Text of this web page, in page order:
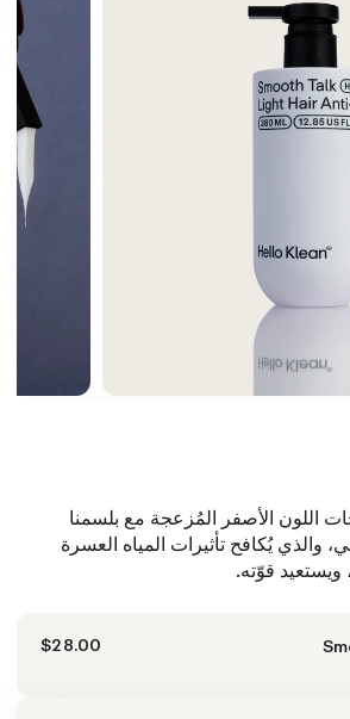
اللون الأصفر المُزعجة مع بلسمنا
والذي يُكافح تأثيرات المياه العسرة
ويستعيد قوّته.
$28.00